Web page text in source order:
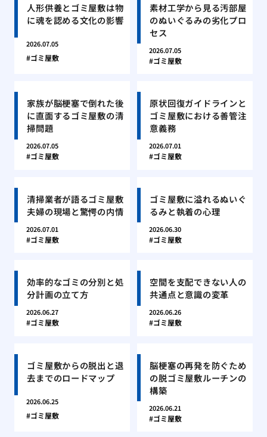
人形供養とゴミ屋敷は物
に魂を認める文化の影響
2026.07.05
ゴミ屋敷
素材工学から見る汚部屋
のぬいぐるみの劣化プロ
セス
2026.07.05
ゴミ屋敷
家族が脳梗塞で倒れた後
に直面するゴミ屋敷の清
掃問題
2026.07.05
ゴミ屋敷
原状回復ガイドラインと
ゴミ屋敷における善管注
意義務
2026.07.01
ゴミ屋敷
清掃業者が語るゴミ屋敷
夫婦の現場と驚愕の内情
2026.07.01
ゴミ屋敷
ゴミ屋敷に溢れるぬいぐ
るみと執着の心理
2026.06.30
ゴミ屋敷
効率的なゴミの分別と処
分計画の立て方
2026.06.27
ゴミ屋敷
空間を支配できない人の
共通点と意識の変革
2026.06.26
ゴミ屋敷
ゴミ屋敷からの脱出と退
去までのロードマップ
2026.06.25
ゴミ屋敷
脳梗塞の再発を防ぐため
の脱ゴミ屋敷ルーチンの
構築
2026.06.21
ゴミ屋敷